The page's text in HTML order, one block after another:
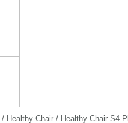
/ Healthy Chair / Healthy Chair S4